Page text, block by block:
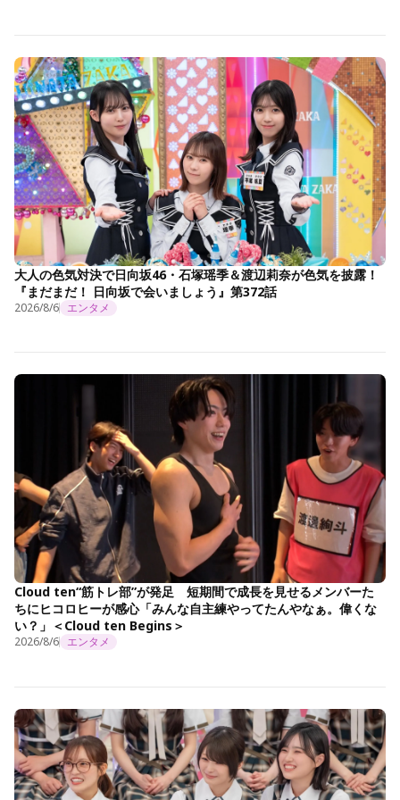
大人の色気対決で日向坂46・石塚瑶季＆渡辺莉奈が色気を披露！
『まだまだ！ 日向坂で会いましょう』第372話
2026/8/6 エンタメ
Cloud ten“筋トレ部”が発足 短期間で成長を見せるメンバーた
ちにヒコロヒーが感心「みんな自主練やってたんやなぁ。偉くな
い？」＜Cloud ten Begins＞
2026/8/6 エンタメ